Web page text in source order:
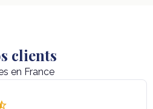
clients
en France